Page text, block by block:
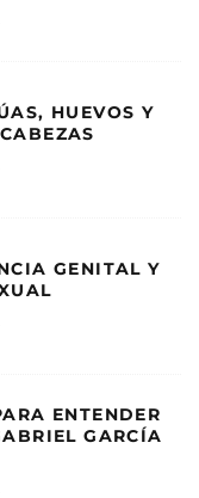
HUEVOS Y
GENITAL Y
ENTENDER
GARCÍA